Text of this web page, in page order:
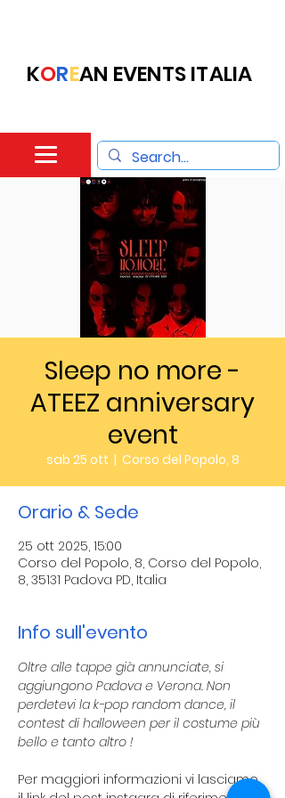
KOREAN EVENTS ITALIA
Sleep no more -
ATEEZ anniversary
event
sab 25 ott
  |
Corso del Popolo, 8
Orario & Sede
25 ott 2025, 15:00
Corso del Popolo, 8, Corso del Popolo,
8, 35131 Padova PD, Italia
Info sull'evento
Oltre alle tappe già annunciate, si
aggiungono Padova e Verona. Non
perdetevi la k-pop random dance, il
contest di halloween per il costume più
bello e tanto altro !
Per maggiori informazioni vi lasciamo